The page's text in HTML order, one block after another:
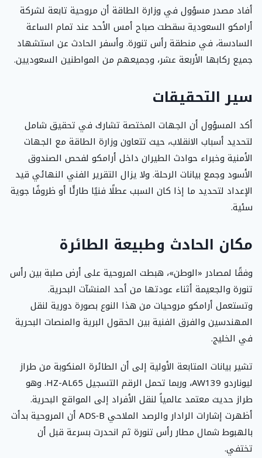
أفاد مصدر مسؤول في وزارة الطاقة أن مروحية تابعة لشركة
أرامكو السعودية سقطت صباح أمس الأحد عند تمام الساعة
السادسة، في منطقة رأس تنورة. وأسفر الحادث عن استشهاد
جميع ركابها الأربعة عشر، وجميعهم من المواطنين السعوديين.
سير التحقيقات
أكد المسؤول أن الجهات المختصة تشارك في تحقيق شامل
لتحديد أسباب الانقلاب، حيث تتعاون وزارة الطاقة مع الجهات
الأمنية وخبراء حوادث الطيران داخل أرامكو لفحص الصندوق
الأسود وجمع بيانات الرحلة. ولا يزال التقرير الفني النهائي قيد
الإعداد لتحديد ما إذا كان السبب عطلًا فنيًا طارئًا أو ظروفًا جوية
سئية.
مكان الحادث وطبيعة الطائرة
وفقًا لمصادر «الوطن»، هبطت المروحية على أرض صلبة بين رأس
تنورة والجعيمة أثناء عودتها من أحد المنشآت البحرية.
وتستعمل أرامكو مروحيات من هذا النوع بصورة دورية لنقل
المهندسين والفرق الفنية بين الحقول البرية والمنصات البحرية
في الخليج.
تشير بيانات المتابعة الأولية إلى أن الطائرة المنكوبة من طراز
ليوناردو AW139، وربما تحمل الرقم التسجيل HZ-AL65. وهو
طراز حديث معتمد عالمياً لنقل الأفراد إلى المواقع البحرية.
أظهرت إشارات الرادار والرصد الملاحي ADS‑B أن المروحية بدأت
بالهبوط شمال مطار رأس تنورة ثم انحدرت بسرعة قبل أن
تختفي.